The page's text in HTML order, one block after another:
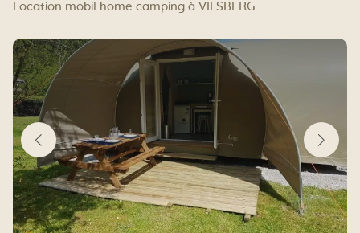
Location mobil home camping à VILSBERG